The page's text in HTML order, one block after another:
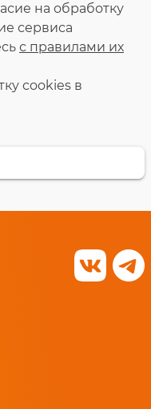
на обработку
сервиса
с правилами их
сookies в